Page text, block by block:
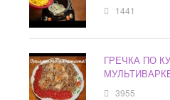
1441
ГРЕЧКА ПО
3955